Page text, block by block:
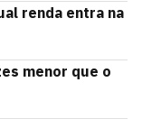
renda entra na
menor que o